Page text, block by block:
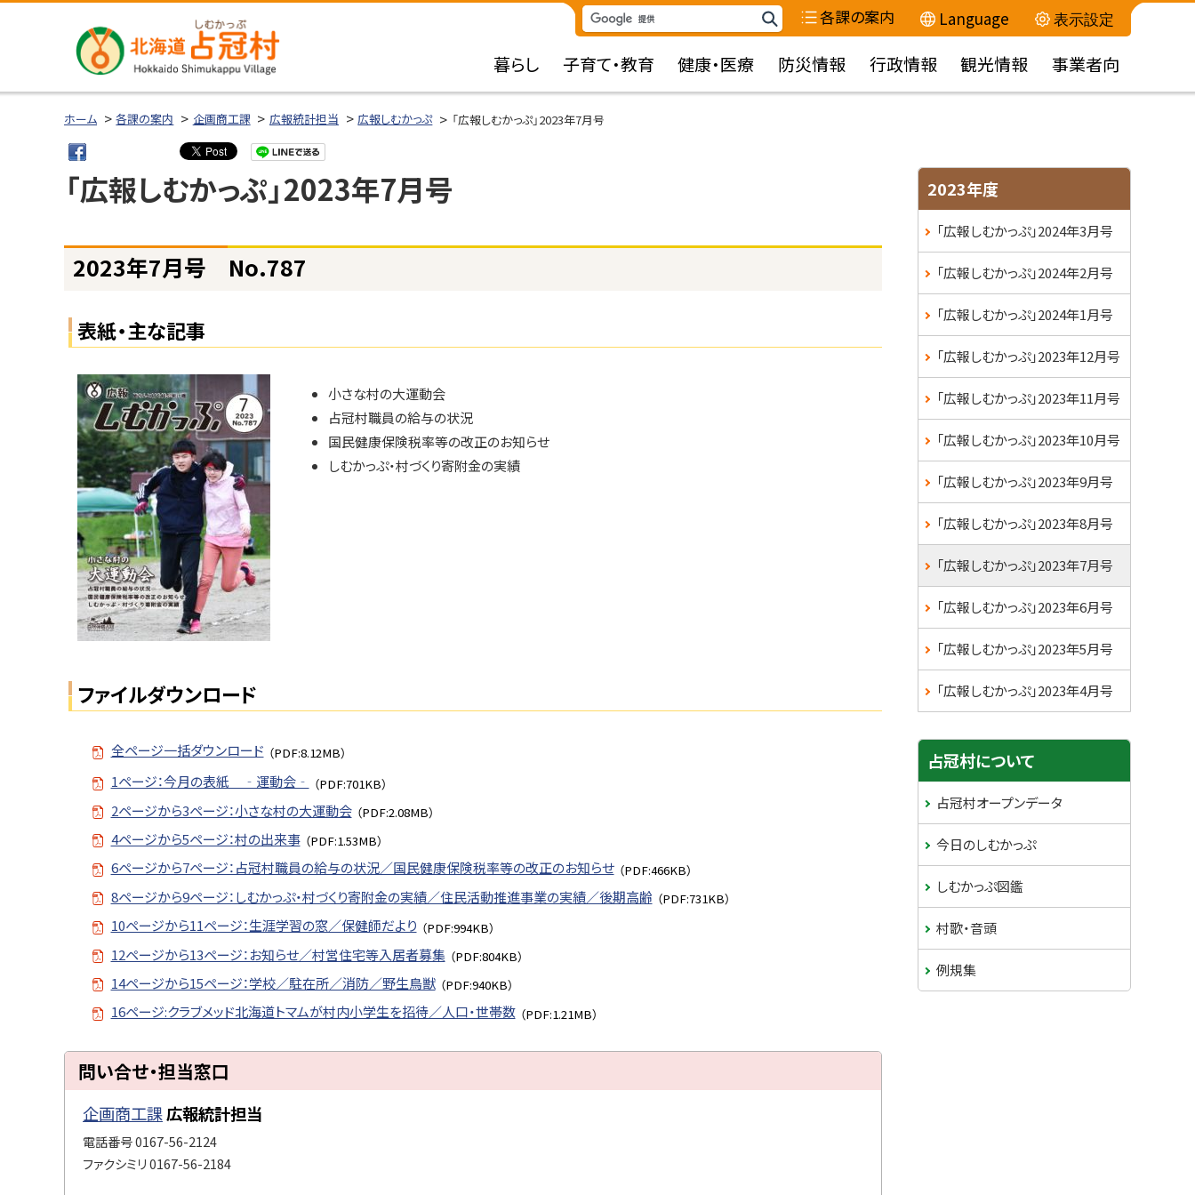
メ
北海道占冠
村
検
索
キ
ー
ワ
検
各課の案内 Language 表示設定
暮らし 子育て・教育 健康・医療 防災情報 行政情報 観光情報 事業者向
ホーム 各課の案内 企画商工課 広報統計担当 広報しむかっぷ 「広報しむかっぷ」2023年7月号
「広報しむかっぷ」2023年7月号
ページ内目次
2
3
年
7
月
号
N
o.
7
8
7
問
い
合
せ
当
口
2023年7月号 No.787
表紙・主な記事
小さな村の大運動会
占冠村職員の給与の状況
国民健康保険税率等の改正のお知らせ
しむかっぷ・村づくり寄附金の実績
ファイルダウンロード
全ページ一括ダウンロード （PDF:8.12MB）
1ページ：今月の表紙 ‐運動会‐ （PDF:701KB）
2ページから3ページ：小さな村の大運動会 （PDF:2.08MB）
4ページから5ページ：村の出来事 （PDF:1.53MB）
6ページから7ページ：占冠村職員の給与の状況／国民健康保険税率等の改正のお知らせ （PDF:466KB）
8ページから9ページ：しむかっぷ・村づくり寄附金の実績／住民活動推進事業の実績／後期高齢 （PDF:731KB）
10ページから11ページ：生涯学習の窓／保健師だより （PDF:994KB）
12ページから13ページ：お知らせ／村営住宅等入居者募集 （PDF:804KB）
14ページから15ページ：学校／駐在所／消防／野生鳥獣 （PDF:940KB）
16ページ:クラブメッド北海道トマムが村内小学生を招待／人口・世帯数 （PDF:1.21MB）
ト
ッ
プ
に
戻
問い合せ・担当窓口
企画商工課広報統計担当
電話番号0167-56-2124
ファクシミリ0167-56-2184
サ
イ
ド
・
メ
ニ
ュ
ー
2023年度
「広報しむかっぷ」2024年3月号
「広報しむかっぷ」2024年2月号
「広報しむかっぷ」2024年1月号
「広報しむかっぷ」2023年12月号
「広報しむかっぷ」2023年11月号
「広報しむかっぷ」2023年10月号
「広報しむかっぷ」2023年9月号
「広報しむかっぷ」2023年8月号
「広報しむかっぷ」2023年7月号
「広報しむかっぷ」2023年6月号
「広報しむかっぷ」2023年5月号
「広報しむかっぷ」2023年4月号
占冠村について
占冠村オープンデータ
今日のしむかっぷ
しむかっぷ図鑑
村歌・音頭
例規集
戻